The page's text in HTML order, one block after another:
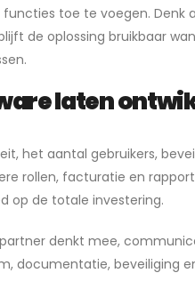
toe te voegen. Denk
de oplossing bruikbaar
laten
het aantal gebruikers,
facturatie en
op de totale investering.
denkt mee,
documentatie, beveiliging